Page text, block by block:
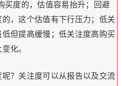
买度的，估值容易抬升；回避
，这个估值有下行压力；低关
但提高缓慢；低关注度高购买
化。
？关注度可以从报告以及交流